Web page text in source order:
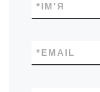
ІМ'Я
*
EMAIL
*